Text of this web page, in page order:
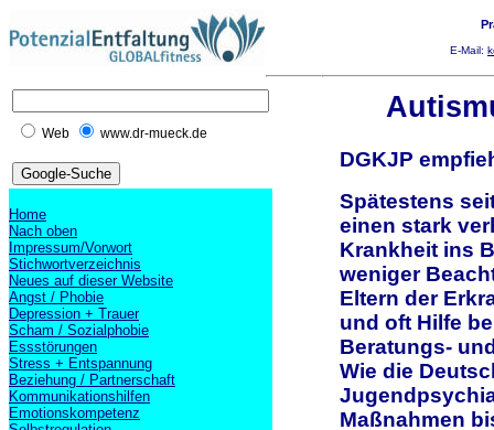
E-Mail:
Web www.dr-mueck.de
Home
Nach oben
Impressum/Vorwort
Stichwortverzeichnis
Neues auf dieser Website
Angst / Phobie
Depression + Trauer
Scham / Sozialphobie
Essstörungen
Stress + Entspannung
Beziehung / Partnerschaft
Kommunikationshilfen
Emotionskompetenz
DGKJP
Spätestens
einen stark
Krankheit ins
weniger
Eltern der
und oft Hilfe
Beratungs-
Wie die
Maßnahmen